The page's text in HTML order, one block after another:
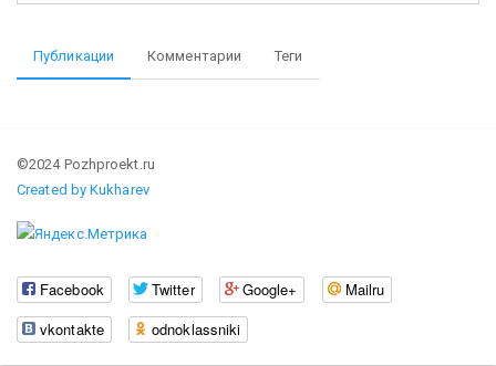
Публикации Комментарии Теги
©2024 Pozhproekt.ru
Created by Kukharev
Facebook Twitter Google+
Mailru
vkontakte
odnoklassniki